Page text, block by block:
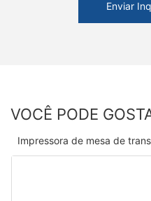
Enviar
VOCÊ PODE
Impressora de mesa de